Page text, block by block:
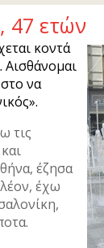
47 ετών
κοντά
Αισθάνοµαι
να
τις
έζησα
έχω